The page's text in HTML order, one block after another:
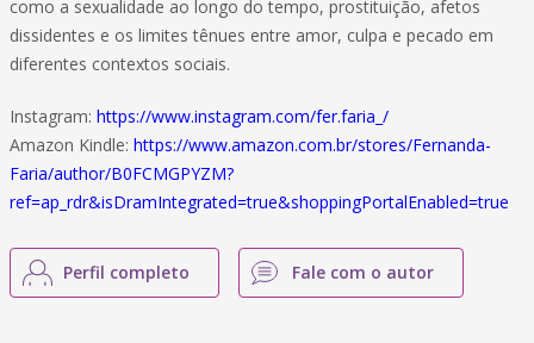
como a sexualidade ao longo do tempo, prostituição, afetos
dissidentes e os limites tênues entre amor, culpa e pecado em
diferentes contextos sociais.
Instagram: https://www.instagram.com/fer.faria_/
Amazon Kindle: https://www.amazon.com.br/stores/Fernanda-
Faria/author/B0FCMGPYZM?
ref=ap_rdr&isDramIntegrated=true&shoppingPortalEnabled=true
Perfil completo Fale com o autor